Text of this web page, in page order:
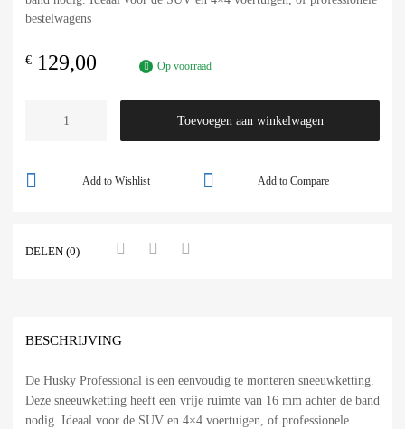
bestelwagens
€ 129,00 Op voorraad
Toevoegen aan winkelwagen
Add to Compare
Add to Wishlist
DELEN (0)
BESCHRIJVING
De Husky Professional is een eenvoudig te monteren sneeuwketting.
Deze sneeuwketting heeft een vrije ruimte van 16 mm achter de band
nodig. Ideaal voor de SUV en 4×4 voertuigen, of professionele